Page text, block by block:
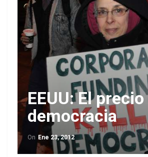
EEUU: El
democracia
On Ene 23, 2012